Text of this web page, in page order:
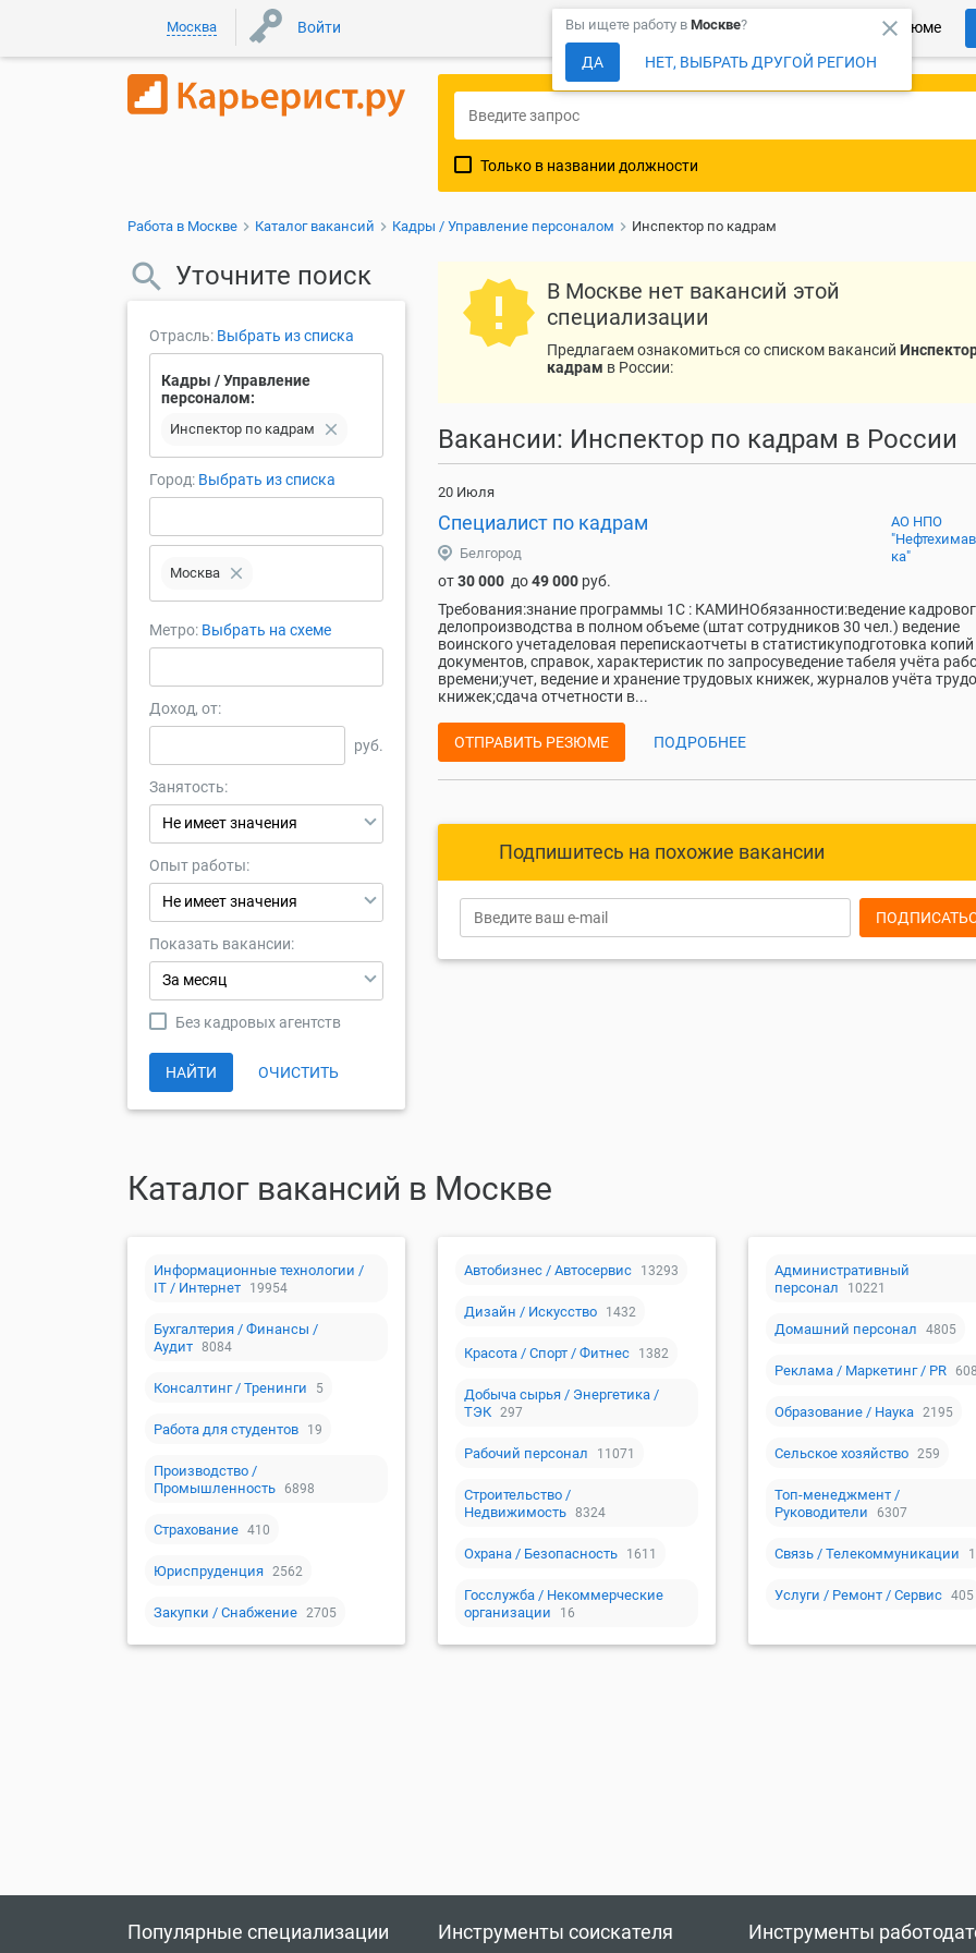
Москва Войти Более 150 000 компаний ждут Ваше резюме
close
Вы ищете работу в Москве?
ДА НЕТ, ВЫБРАТЬ ДРУГОЙ РЕГИОН
Только в названии должности
Работа в Москве Каталог вакансий Кадры / Управление персоналом Инспектор по кадрам
В Москве нет вакансий этой
специализации
Предлагаем ознакомиться со списком вакансий
кадрам в России:
Вакансии: Инспектор по кадрам в России
20 Июля
АО НПО
ка"
Специалист по кадрам
Белгород
от30 000 до49 000 руб.
Требования:знание программы 1С : КАМИНОбязанности:ведение
делопроизводства в полном объеме (штат сотрудников 30 чел.) ведение
воинского учетаделовая перепискаотчеты в статистикуподготовка копий
документов, справок, характеристик по запросуведение табеля учёта
времени;учет, ведение и хранение трудовых книжек, журналов учёта
книжек;сдача отчетности в...
ОТПРАВИТЬ РЕЗЮМЕ ПОДРОБНЕЕ
Подпишитесь на похожие вакансии
Уточните поиск
Отрасль: Выбрать из списка
Кадры / Управление
персоналом:
Инспектор по кадрам close
Город: Выбрать из списка
Москва close
Метро: Выбрать на схеме
Доход, от:
руб.
Занятость:
Не имеет значения
Опыт работы:
Не имеет значения
Показать вакансии:
За месяц
Без кадровых агентств
НАЙТИ ОЧИСТИТЬ
Каталог вакансий в Москве
Информационные технологии /
IT / Интернет
19954
Бухгалтерия / Финансы /
Аудит 8084
Консалтинг / Тренинги 5
Работа для студентов 19
Производство /
Промышленность 6898
Страхование 410
Юриспруденция 2562
Закупки / Снабжение 2705
Автобизнес / Автосервис 13293
Дизайн / Искусство 1432
Красота / Спорт / Фитнес 1382
Добыча сырья / Энергетика /
ТЭК 297
Рабочий персонал 11071
Строительство /
Недвижимость 8324
Охрана / Безопасность 1611
Госслужба / Некоммерческие
организации
16
Административный
персонал
10221
Домашний персонал 4805
Реклама / Маркетинг / PR
Образование / Наука 2195
Сельское хозяйство 259
Топ-менеджмент /
Руководители
6307
Связь / Телекоммуникации 1
Услуги / Ремонт / Сервис 405
Популярные специализации Инструменты соискателя Инструменты